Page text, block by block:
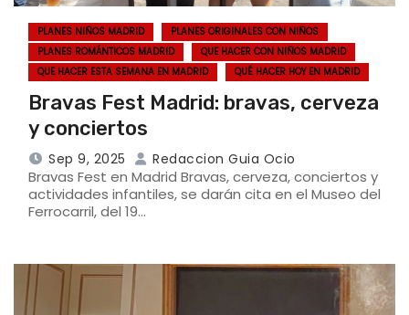
PLANES NIÑOS MADRID
PLANES ORIGINALES CON NIÑOS
PLANES ROMÁNTICOS MADRID
QUE HACER CON NIÑOS MADRID
QUE HACER ESTA SEMANA EN MADRID
QUÉ HACER HOY EN MADRID
Bravas Fest Madrid: bravas, cerveza
y conciertos
Sep 9, 2025 Redaccion Guia Ocio
Bravas Fest en Madrid Bravas, cerveza, conciertos y
actividades infantiles, se darán cita en el Museo del
Ferrocarril, del 19…